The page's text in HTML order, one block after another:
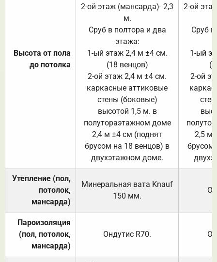
Высота от пола
до потолка
2-ой этаж (мансарда)- 2,3
м.
Сруб в полтора и два
этажа:
1-ый этаж 2,4 м ±4 см.
(18 венцов)
2-ой этаж 2,4 м ±4 см.
каркасные аттиковые
стены (боковые)
высотой 1,5 м. в
полутораэтажном доме
2,4 м ±4 см (поднят
брусом на 18 венцов) в
двухэтажном доме.
2-ой
Сруб
1-ый
2-ой
2,5 м
брусом
Утепление (пол,
потолок,
мансарда)
Минеральная вата Knauf
150 мм.
Пароизоляция
(пол, потолок,
мансарда)
Ондутис R70.